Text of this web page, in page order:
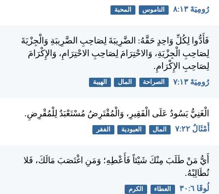
رُومِيَةَ ١٣:‏٨ الناموس المحبة
فَأَدُّوا لِكُلِّ وَاحِدٍ حَقَّهُ: الضَّرِيبَةَ لِصَاحِبِ الضَّرِيبَةِ وَالْجِزْيَةَ
لِصَاحِبِ الْجِزْيَةِ، وَالاحْتِرَامَ لِصَاحِبِ الاحْتِرَامِ، وَالإِكْرَامَ
لِصَاحِبِ الإِكْرَامِ.
رُومِيَةَ ١٣:‏٧ الصراحة المال الهيبة
الْغَنِيُّ يَسُودُ عَلَى الْفَقِيرِ، وَالْمُقْتَرِضُ مُسْتَعْبَدٌ لِلْمُقْرِضِ.
أَمْثَالٌ ٢٢:‏٧ المال العبودية الفقر
أَيُّ مَنْ طَلَبَ مِنْكَ شَيْئاً فَأَعْطِهِ؛ وَمَنِ اغْتَصَبَ مَالَكَ، فَلا
تُطَالِبْهُ.
لُوقَا ٦:‏٣٠ العطاء الكرم